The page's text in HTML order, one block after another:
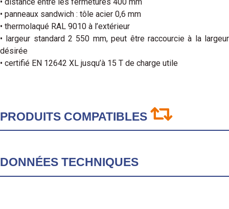
• panneaux sandwich : tôle acier 0,6 mm
• thermolaqué RAL 9010 à l’extérieur
• largeur standard 2 550 mm, peut être raccourcie à la largeur
désirée
• certifié EN 12642 XL jusqu’à 15 T de charge utile
PRODUITS COMPATIBLES
DONNÉES TECHNIQUES